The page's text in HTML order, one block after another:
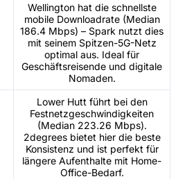
Wellington hat die schnellste
mobile Downloadrate (Median
186.4 Mbps) – Spark nutzt dies
mit seinem Spitzen-5G-Netz
optimal aus. Ideal für
Geschäftsreisende und digitale
Nomaden.
Lower Hutt führt bei den
Festnetzgeschwindigkeiten
(Median 223.26 Mbps).
2degrees bietet hier die beste
Konsistenz und ist perfekt für
längere Aufenthalte mit Home-
Office-Bedarf.